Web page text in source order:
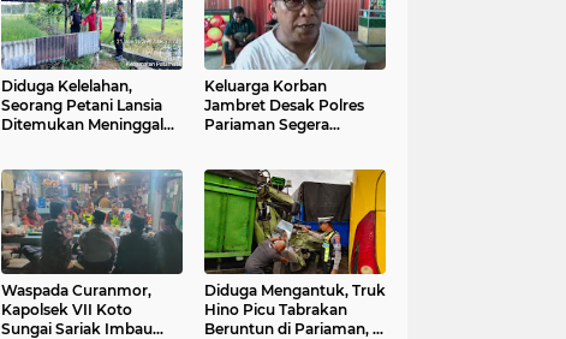
Diduga Kelelahan,
Seorang Petani Lansia
Ditemukan Meninggal
Keluarga Korban
Jambret Desak Polres
Pariaman Segera
Waspada Curanmor,
Kapolsek VII Koto
Sungai Sariak Imbau
Diduga Mengantuk, Truk
Hino Picu Tabrakan
Beruntun di Pariaman, 5